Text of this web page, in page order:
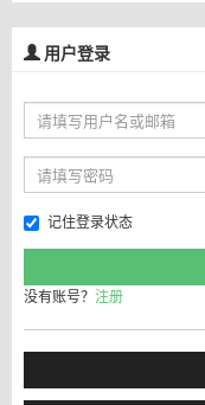
用户登录
记住登录状态
没有账号？ 注册